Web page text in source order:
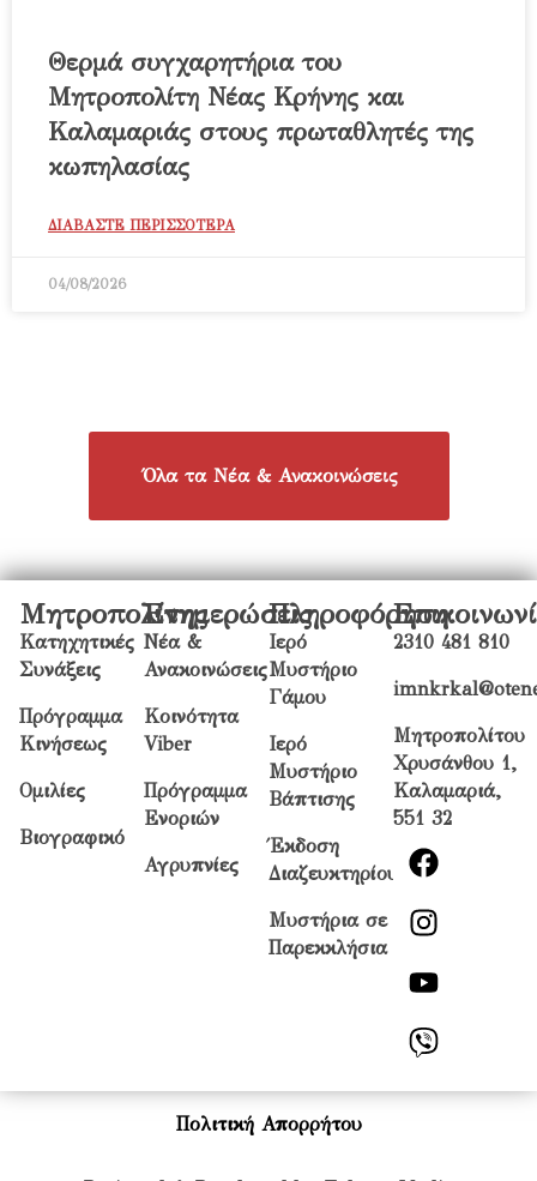
Θερμά συγχαρητήρια του
Μητροπολίτη Νέας Κρήνης και
Καλαμαριάς στους πρωταθλητές της
κωπηλασίας
ΔΙΑΒΑΣΤΕ ΠΕΡΙΣΣΟΤΕΡΑ
04/08/2026
Όλα τα Νέα & Ανακοινώσεις
Μητροπολίτης
Κατηχητικές
Συνάξεις
Πρόγραμμα
Κινήσεως
Ομιλίες
Βιογραφικό
Ενημερώσεις
Νέα &
Ανακοινώσεις
Κοινότητα
Viber
Πρόγραμμα
Ενοριών
Αγρυπνίες
Πληροφόρηση
Ιερό
Μυστήριο
Γάμου
Ιερό
Μυστήριο
Βάπτισης
Έκδοση
Διαζευκτηρίου
Μυστήρια σε
Παρεκκλήσια
2310 481 810
Μητροπολίτου
Χρυσάνθου 1,
Καλαμαριά,
551 32
Πολιτική Απορρήτου